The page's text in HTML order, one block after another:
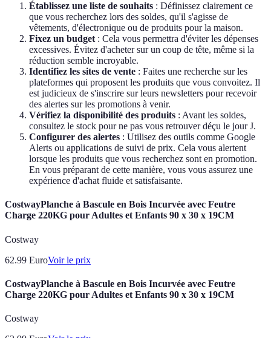
Établissez une liste de souhaits : Définissez clairement ce
que vous recherchez lors des soldes, qu'il s'agisse de
vêtements, d'électronique ou de produits pour la maison.
Fixez un budget : Cela vous permettra d'éviter les dépenses
excessives. Évitez d'acheter sur un coup de tête, même si la
réduction semble incroyable.
Identifiez les sites de vente : Faites une recherche sur les
plateformes qui proposent les produits que vous convoitez. Il
est judicieux de s'inscrire sur leurs newsletters pour recevoir
des alertes sur les promotions à venir.
Vérifiez la disponibilité des produits : Avant les soldes,
consultez le stock pour ne pas vous retrouver déçu le jour J.
Configurer des alertes : Utilisez des outils comme Google
Alerts ou applications de suivi de prix. Cela vous alertent
lorsque les produits que vous recherchez sont en promotion.
En vous préparant de cette manière, vous vous assurez une
expérience d'achat fluide et satisfaisante.
CostwayPlanche à Bascule en Bois Incurvée avec Feutre
Charge 220KG pour Adultes et Enfants 90 x 30 x 19CM
Costway
62.99 EuroVoir le prix
CostwayPlanche à Bascule en Bois Incurvée avec Feutre
Charge 220KG pour Adultes et Enfants 90 x 30 x 19CM
Costway